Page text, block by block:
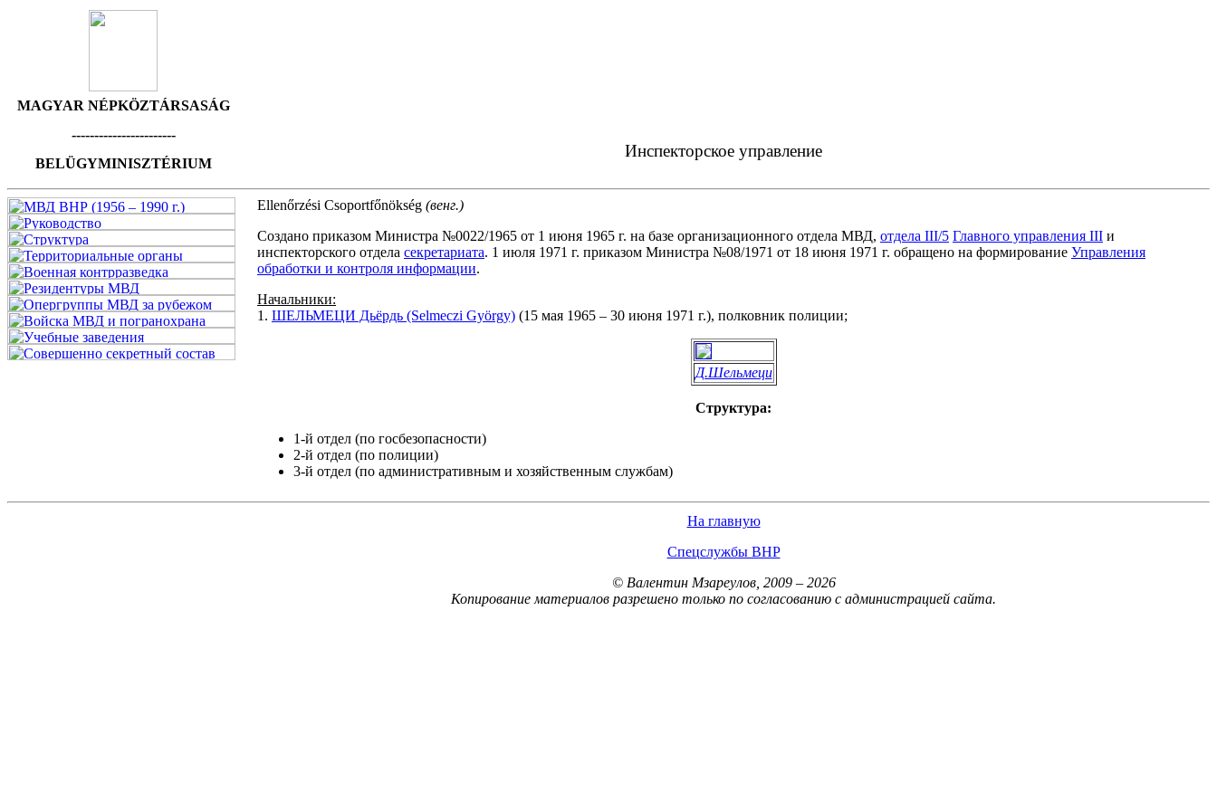
MAGYAR NÉPKÖZTÁRSASÁG
-----------------------
BELÜGYMINISZTÉRIUM
Инспекторское управление
Ellenőrzési Csoportfőnökség (венг.)
Создано приказом Министра №0022/1965 от 1 июня 1965 г. на базе организационного отдела МВД, отдела III/5 Главного управления III и
инспекторского отдела секретариата. 1 июля 1971 г. приказом Министра №08/1971 от 18 июня 1971 г. обращено на формирование Управления
обработки и контроля информации.
Начальники:
1. ШЕЛЬМЕЦИ Дьёрдь (Selmeczi György) (15 мая 1965 – 30 июня 1971 г.), полковник полиции;
Д.Шельмеци
Структура:
1-й отдел (по госбезопасности)
2-й отдел (по полиции)
3-й отдел (по административным и хозяйственным службам)
На главную
Спецслужбы ВНР
© Валентин Мзареулов, 2009 – 2026
Копирование материалов разрешено только по согласованию с администрацией сайта.